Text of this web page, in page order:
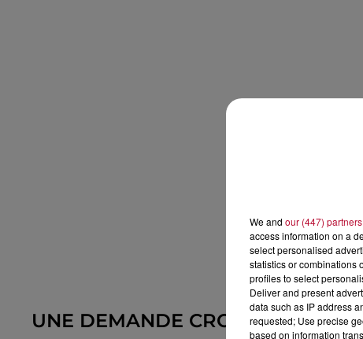
UNE DEMANDE CROISSANTE
We and our (447) partners
access information on a
select personalised
statistics or combinations
profiles to select
Deliver and present
data such as IP address
requested; Use precise
based on information